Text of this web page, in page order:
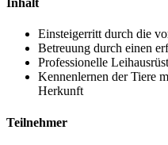
Inhalt
Einsteigerritt durch die
Betreuung durch einen
Professionelle
Kennenlernen der Tiere
Herkunft
Teilnehmer